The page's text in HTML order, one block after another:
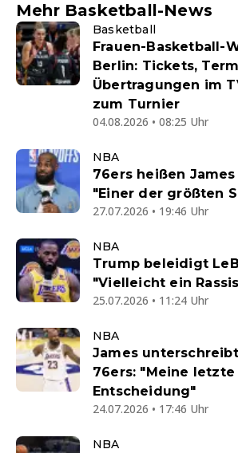
Mehr Basketball-News
Basketball
Frauen-Basketball-
Berlin: Tickets,
Übertragungen im
zum Turnier
04.08.2026 • 08:25 Uhr
NBA
76ers heißen
"Einer der größten
27.07.2026 • 19:46 Uhr
NBA
Trump beleidigt
"Vielleicht ein
25.07.2026 • 11:24 Uhr
NBA
James
76ers: "Meine letzte
Entscheidung"
24.07.2026 • 17:46 Uhr
NBA